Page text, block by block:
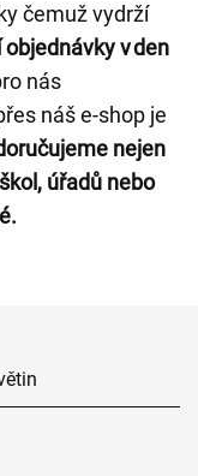
čemuž vydrží
v den
nás
náš e-shop je
nejen
úřadů nebo